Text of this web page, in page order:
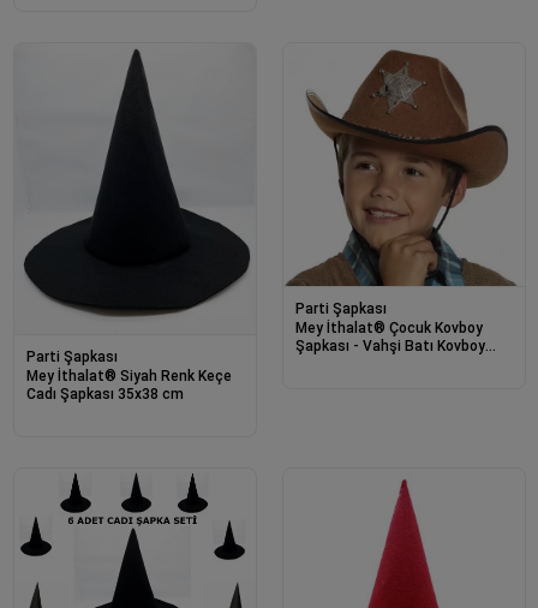
Parti Şapkası
Mey İthalat® Siyah Renk Keçe
Cadı Şapkası 35x38 cm
Parti Şapkası
Mey İthalat® Çocuk Kovboy
Şapkası - Vahşi Batı Kovboy